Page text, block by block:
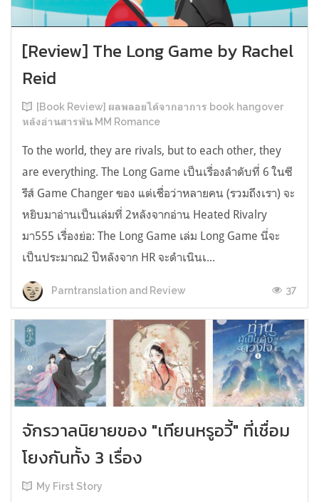
[Review] The Long Game by Rachel
Reid
[Book Review] ผลพลอยได้จากอาการ book hangover
หลังอ่านสารพัน MM Romance
To the world, they are rivals, but to each other, they
are everything. The Long Game เป็นเรื่องลำดับที่ 6 ในซี
รีส์ Game Changer ของ แต่เชื่อว่าหลายคน (รวมถึงเรา) จะ
หยิบมาอ่านเป็นเล่มที่ 2หลังจากอ่าน Heated Rivalry
มา555 เรื่องย่อ: The Long Game เล่ม Long Game นี่จะ
เป็นประมาณ2 ปีหลังจาก HR จะดำเนินเ...
Parntranslation and Review 37
จักรวาลนิยายของ "เทียนหรูอวี้" ที่เชื่อม
โยงกันทั้ง 3 เรื่อง
My First Story